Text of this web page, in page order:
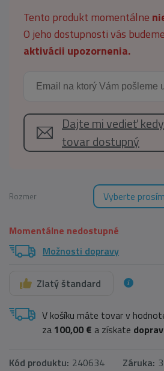
Tento produkt momentálne
O jeho dostupnosti vás
aktivácii upozornenia.
Dajte mi vedieť
tovar dostupný
Rozmer Vyberte
Momentálne nedostupné
Možnosti dopravy
Zlatý štandard
V košíku máte tovar v
za 100,00 € a získate
Kód produktu: 240634 Záruka: